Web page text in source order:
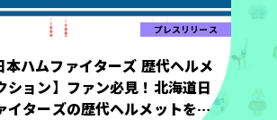
プレスリリース
本ハムファイターズ 歴代ヘルメ
ション】ファン必見！北海道日
イターズの歴代ヘルメットを手